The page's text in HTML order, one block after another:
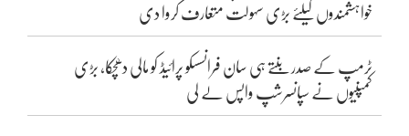
خواہشمندوں کیلئے بڑی سہولت متعارف کروا دی
ٹرمپ کے صدر بنتے ہی سان فرانسسکو پرائیڈ کو مالی دھچکا، بڑی
کمپنیوں نے سپانسرشپ واپس لے لی